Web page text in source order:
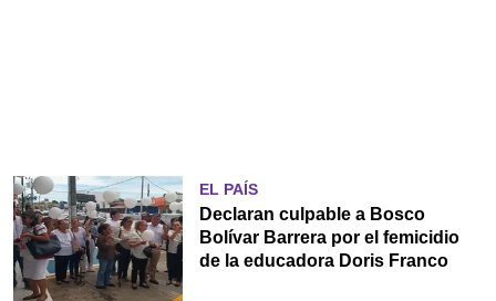
EL PAÍS
Declaran culpable a Bosco
Bolívar Barrera por el femicidio
de la educadora Doris Franco